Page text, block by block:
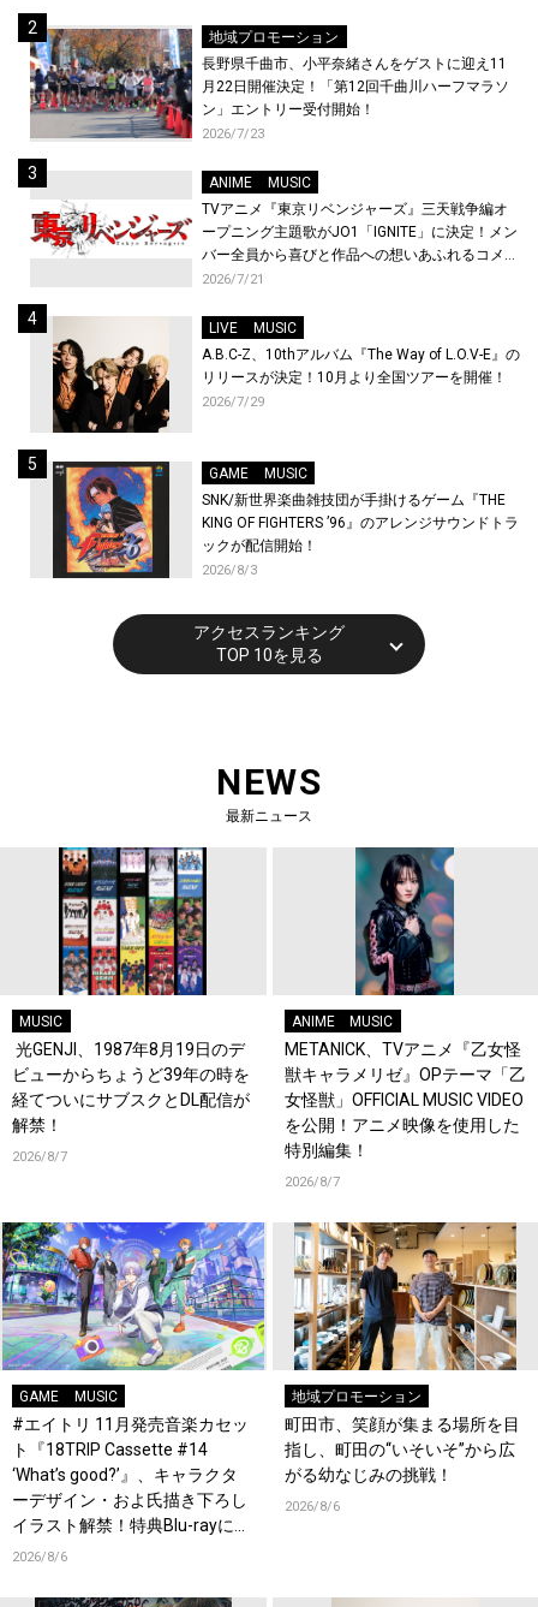
地域プロモーション
長野県千曲市、小平奈緒さんをゲストに迎え11
月22日開催決定！「第12回千曲川ハーフマラソ
ン」エントリー受付開始！
2026/7/23
ANIME
MUSIC
TVアニメ『東京リベンジャーズ』三天戦争編オ
ープニング主題歌がJO1「IGNITE」に決定！メン
バー全員から喜びと作品への想いあふれるコメン
トが到着！9月に東京・大阪で先行上映会を開
2026/7/21
LIVE
MUSIC
A.B.C-Z、10thアルバム『The Way of L.O.V-E』の
リリースが決定！10月より全国ツアーを開催！
2026/7/29
GAME
MUSIC
SNK/新世界楽曲雑技団が手掛けるゲーム『THE
KING OF FIGHTERS ’96』のアレンジサウンドトラ
ックが配信開始！
2026/8/3
アクセスランキング
TOP 10を見る
NEWS
最新ニュース
MUSIC
光GENJI、1987年8月19日のデ
ビューからちょうど39年の時を
経てついにサブスクとDL配信が
解禁！
2026/8/7
ANIME MUSIC
METANICK、TVアニメ『乙女怪
獣キャラメリゼ』OPテーマ「乙
女怪獣」OFFICIAL MUSIC VIDEO
を公開！アニメ映像を使用した
特別編集！
2026/8/7
GAME MUSIC
#エイトリ 11月発売音楽カセッ
ト『18TRIP Cassette #14
‘What’s good?’』、キャラクタ
ーデザイン・およ氏描き下ろし
イラスト解禁！特典Blu-rayには
『HAMAツアーズ全体会議』が
2026/8/6
地域プロモーション
町田市、笑顔が集まる場所を目
指し、町田の“いそいそ”から広
がる幼なじみの挑戦！
2026/8/6